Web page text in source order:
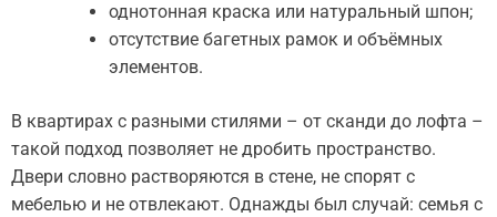
однотонная краска или натуральный шпон;
отсутствие багетных рамок и объёмных
элементов.
В квартирах с разными стилями – от сканди до лофта –
такой подход позволяет не дробить пространство.
Двери словно растворяются в стене, не спорят с
мебелью и не отвлекают. Однажды был случай: семья с